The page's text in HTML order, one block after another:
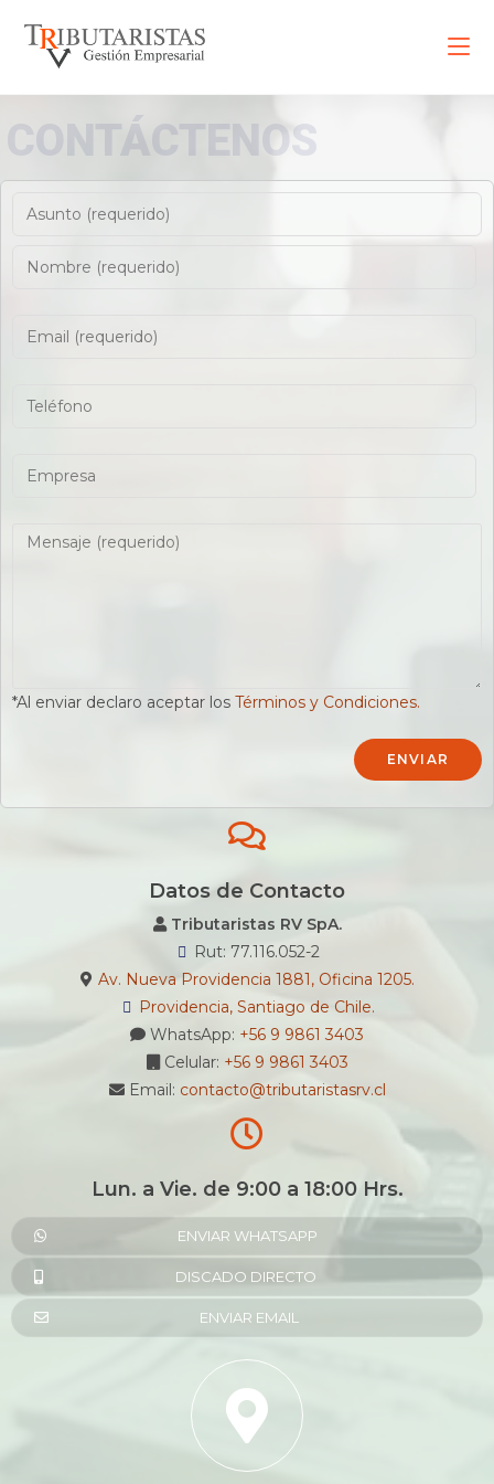
CONTÁCTENOS
*Al enviar declaro aceptar los Términos y Condiciones.
Datos de Contacto
Tributaristas RV SpA.
Rut: 77.116.052-2
Av. Nueva Providencia 1881, Oficina 1205.
Providencia, Santiago de Chile.
WhatsApp: +56 9 9861 3403
Celular: +56 9 9861 3403
Email: contacto@tributaristasrv.cl
Lun. a Vie. de 9:00 a 18:00 Hrs.
ENVIAR WHATSAPP
DISCADO DIRECTO
ENVIAR EMAIL